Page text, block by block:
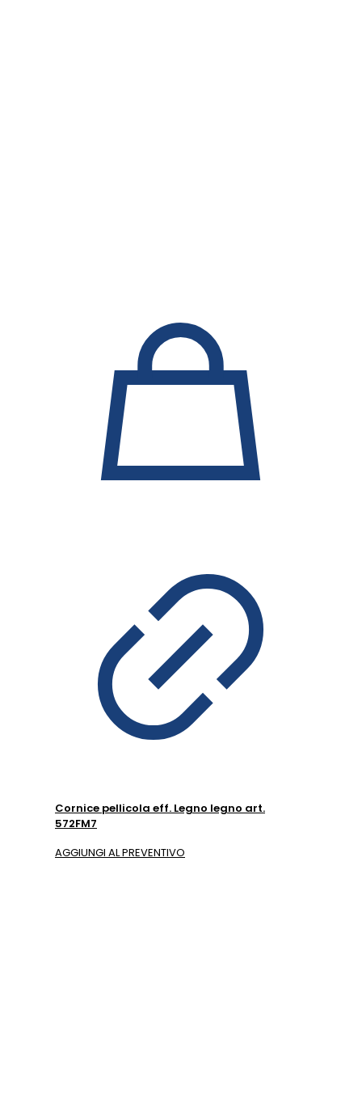
Cornice pellicola eff. Legno legno art.
572FM7
AGGIUNGI AL PREVENTIVO